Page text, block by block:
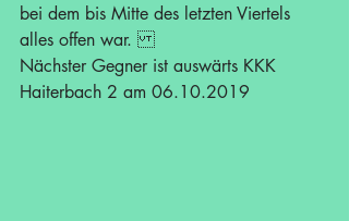
bei dem bis Mitte des letzten Viertels
alles offen war.
Nächster Gegner ist auswärts KKK
Haiterbach 2 am 06.10.2019